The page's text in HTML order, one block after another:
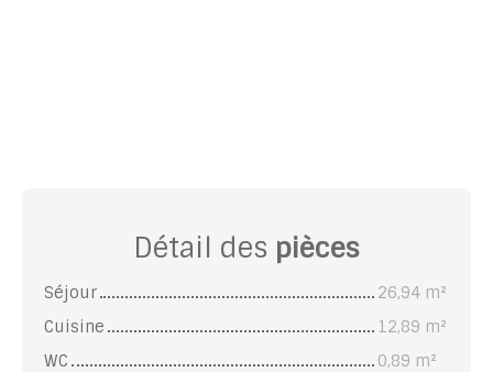
Détail des pièces
Séjour
26,94 m²
Cuisine
12,89 m²
WC
0,89 m²